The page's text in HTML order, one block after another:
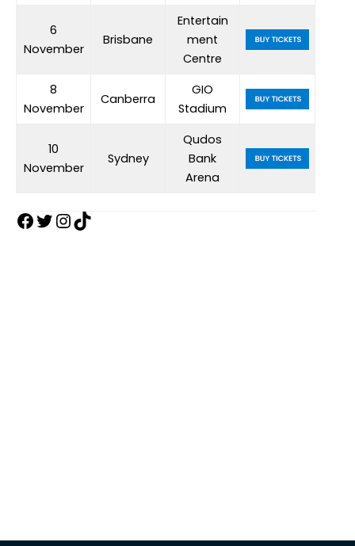
6
November
Brisbane
Entertain
ment
Centre
8
November
Canberra
GIO
Stadium
10
November
Sydney
Qudos
Bank
Arena